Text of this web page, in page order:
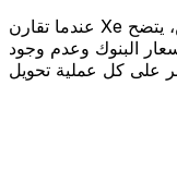
عندما تقارن Xe بالبنوك الرائدة ومقدمي الخدمات الرائدين، يتضح
البنوك وعدم وجود